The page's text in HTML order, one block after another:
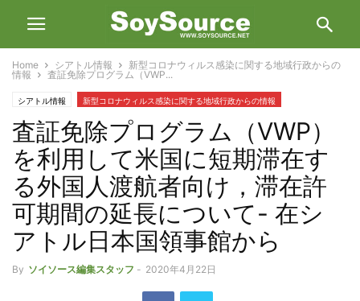
Home シアトル情報
新型コロナウィルス感染に関する地域行政からの
情報
査証免除プログラム（VWP...
シアトル情報 新型コロナウィルス感染に関する地域行政からの情報
査証免除プログラム（VWP）
を利用して米国に短期滞在す
る外国人渡航者向け，滞在許
可期間の延長について- 在シ
アトル日本国領事館から
By ソイソース編集スタッフ - 2020年4月22日